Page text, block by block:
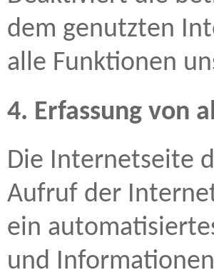
dem genutzten
alle Funktionen
4. Erfassung von
Die Internetseite
Aufruf der
ein
und